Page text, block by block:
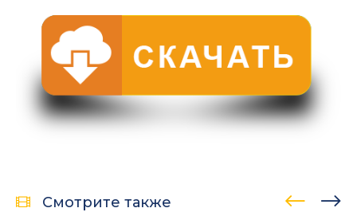
Смотрите также